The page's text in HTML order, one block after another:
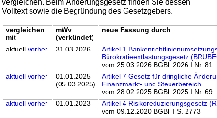
vergleichen. Beim Änderungsgesetz finden Sie dessen
Volltext sowie die Begründung des Gesetzgebers.
vergleichen
mit
mWv
(verkündet)
neue Fassung durch
aktuellvorher 31.03.2026
Artikel 1
Bürokratieentlastungsgesetz
vom 25.03.2026 BGBl. 2026 I Nr. 81
aktuell vorher
01.01.2025
(05.03.2025)
Artikel 7 Gesetz für dringliche
Finanzmarkt- und Steuerbereich
vom 28.02.2025 BGBl. 2025 I Nr. 69
aktuell vorher 01.01.2023
Artikel 4 Risikoreduzierungsgesetz
vom 09.12.2020 BGBl. I S. 2773